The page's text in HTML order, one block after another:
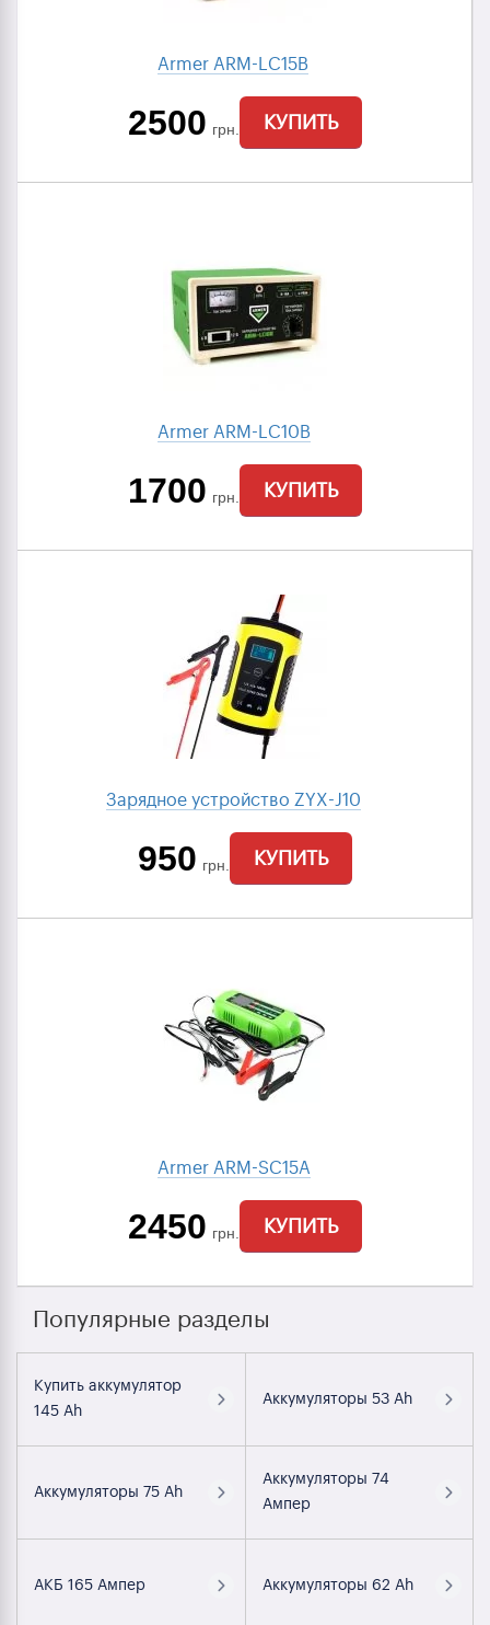
Armer ARM-LC15B
2500 грн. КУПИТЬ
Armer ARM-LC10B
1700 грн. КУПИТЬ
Зарядное устройство ZYX-J10
950 грн. КУПИТЬ
Armer ARM-SC15A
2450 грн. КУПИТЬ
Популярные разделы
Купить аккумулятор
145 Ah
Аккумуляторы 53 Ah
Аккумуляторы 75 Ah
Аккумуляторы 74
Ампер
АКБ 165 Ампер Аккумуляторы 62 Ah